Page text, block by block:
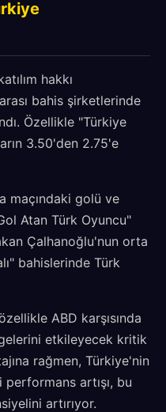
hakkı
bahis şirketlerinde
Özellikle "Türkiye
3.50'den 2.75'e
maçındaki golü ve
Atan Türk Oyuncu"
Çalhanoğlu'nun orta
bahislerinde Türk
ABD karşısında
etkileyecek kritik
rağmen, Türkiye'nin
artışı, bu
artırıyor.